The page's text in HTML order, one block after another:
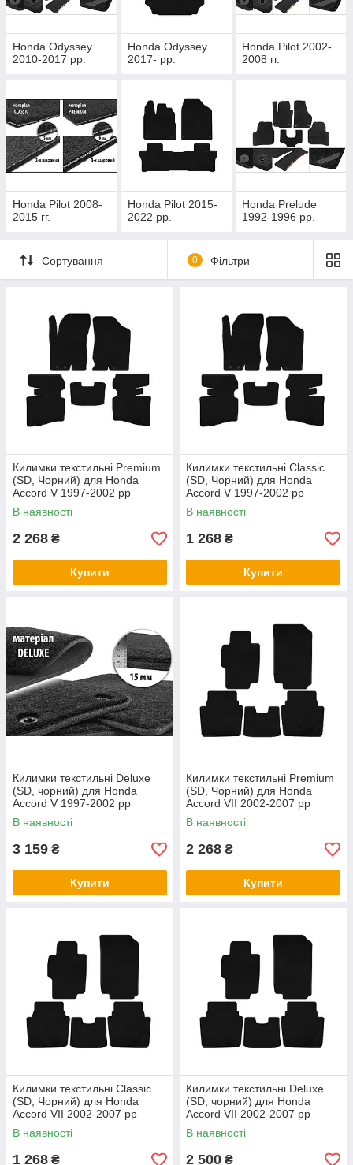
Honda Odyssey
2010-2017 рр.
Honda Odyssey
2017- рр.
Honda Pilot 2002-
2008 гг.
Honda Pilot 2008-
2015 гг.
Honda Pilot 2015-
2022 рр.
Honda Prelude
1992-1996 рр.
Сортування 0 Фільтри
Килимки текстильні Premium
(SD, Чорний) для Honda
Accord V 1997-2002 рр
В наявності
2 268 ₴
Купити
Килимки текстильні Classic
(SD, Чорний) для Honda
Accord V 1997-2002 рр
В наявності
1 268 ₴
Купити
Килимки текстильні Deluxe
(SD, чорний) для Honda
Accord V 1997-2002 рр
В наявності
3 159 ₴
Купити
Килимки текстильні Premium
(SD, Чорний) для Honda
Accord VII 2002-2007 рр
В наявності
2 268 ₴
Купити
Килимки текстильні Classic
(SD, Чорний) для Honda
Accord VII 2002-2007 рр
В наявності
1 268 ₴
Килимки текстильні Deluxe
(SD, чорний) для Honda
Accord VII 2002-2007 рр
В наявності
2 500 ₴